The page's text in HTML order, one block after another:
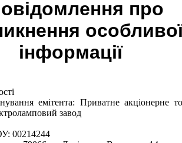
про
інформації
емітента: Приватне акціонерне
завод
00214244